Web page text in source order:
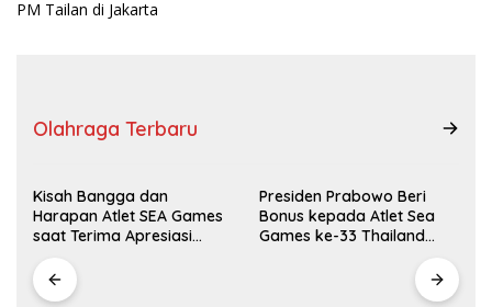
Olahraga Terbaru
Kisah Bangga dan
Harapan Atlet SEA Games
saat Terima Apresiasi
Presiden Prabowo Beri
Bonus kepada Atlet Sea
Games ke-33 Thailand